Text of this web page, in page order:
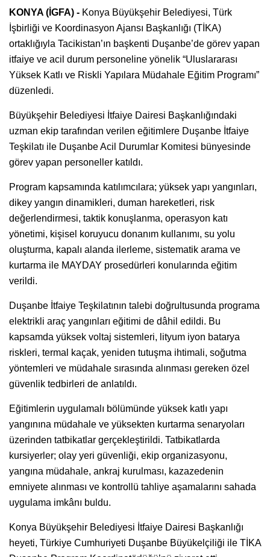
KONYA (İGFA) - Konya Büyükşehir Belediyesi, Türk
İşbirliği ve Koordinasyon Ajansı Başkanlığı (TİKA)
ortaklığıyla Tacikistan’ın başkenti Duşanbe’de görev yapan
itfaiye ve acil durum personeline yönelik “Uluslararası
Yüksek Katlı ve Riskli Yapılara Müdahale Eğitim Programı”
düzenledi.
Büyükşehir Belediyesi İtfaiye Dairesi Başkanlığındaki
uzman ekip tarafından verilen eğitimlere Duşanbe İtfaiye
Teşkilatı ile Duşanbe Acil Durumlar Komitesi bünyesinde
görev yapan personeller katıldı.
Program kapsamında katılımcılara; yüksek yapı yangınları,
dikey yangın dinamikleri, duman hareketleri, risk
değerlendirmesi, taktik konuşlanma, operasyon katı
yönetimi, kişisel koruyucu donanım kullanımı, su yolu
oluşturma, kapalı alanda ilerleme, sistematik arama ve
kurtarma ile MAYDAY prosedürleri konularında eğitim
verildi.
Duşanbe İtfaiye Teşkilatının talebi doğrultusunda programa
elektrikli araç yangınları eğitimi de dâhil edildi. Bu
kapsamda yüksek voltaj sistemleri, lityum iyon batarya
riskleri, termal kaçak, yeniden tutuşma ihtimali, soğutma
yöntemleri ve müdahale sırasında alınması gereken özel
güvenlik tedbirleri de anlatıldı.
Eğitimlerin uygulamalı bölümünde yüksek katlı yapı
yangınına müdahale ve yüksekten kurtarma senaryoları
üzerinden tatbikatlar gerçekleştirildi. Tatbikatlarda
kursiyerler; olay yeri güvenliği, ekip organizasyonu,
yangına müdahale, ankraj kurulması, kazazedenin
emniyete alınması ve kontrollü tahliye aşamalarını sahada
uygulama imkânı buldu.
Konya Büyükşehir Belediyesi İtfaiye Dairesi Başkanlığı
heyeti, Türkiye Cumhuriyeti Duşanbe Büyükelçiliği ile TİKA